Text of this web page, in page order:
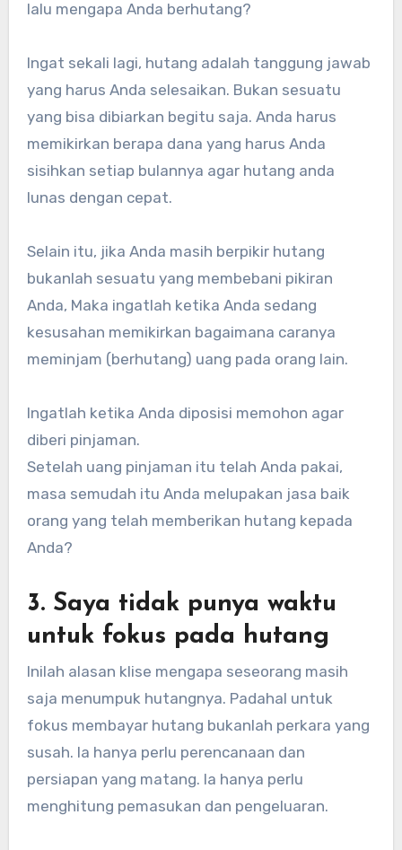
lalu mengapa Anda berhutang?
Ingat sekali lagi, hutang adalah tanggung jawab
yang harus Anda selesaikan. Bukan sesuatu
yang bisa dibiarkan begitu saja. Anda harus
memikirkan berapa dana yang harus Anda
sisihkan setiap bulannya agar hutang anda
lunas dengan cepat.
Selain itu, jika Anda masih berpikir hutang
bukanlah sesuatu yang membebani pikiran
Anda, Maka ingatlah ketika Anda sedang
kesusahan memikirkan bagaimana caranya
meminjam (berhutang) uang pada orang lain.
Ingatlah ketika Anda diposisi memohon agar
diberi pinjaman.
Setelah uang pinjaman itu telah Anda pakai,
masa semudah itu Anda melupakan jasa baik
orang yang telah memberikan hutang kepada
Anda?
3. Saya tidak punya waktu
untuk fokus pada hutang
Inilah alasan klise mengapa seseorang masih
saja menumpuk hutangnya. Padahal untuk
fokus membayar hutang bukanlah perkara yang
susah. Ia hanya perlu perencanaan dan
persiapan yang matang. Ia hanya perlu
menghitung pemasukan dan pengeluaran.